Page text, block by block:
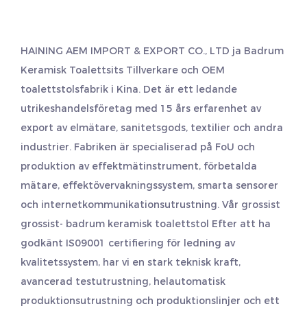
HAINING AEM IMPORT & EXPORT CO., LTD ja Badrum
Keramisk Toalettsits Tillverkare och OEM
toalettstolsfabrik i Kina. Det är ett ledande
utrikeshandelsföretag med 15 års erfarenhet av
export av elmätare, sanitetsgods, textilier och andra
industrier. Fabriken är specialiserad på FoU och
produktion av effektmätinstrument, förbetalda
mätare, effektövervakningssystem, smarta sensorer
och internetkommunikationsutrustning. Vår grossist
grossist- badrum keramisk toalettstol Efter att ha
godkänt IS09001 certifiering för ledning av
kvalitetssystem, har vi en stark teknisk kraft,
avancerad testutrustning, helautomatisk
produktionsutrustning och produktionslinjer och ett